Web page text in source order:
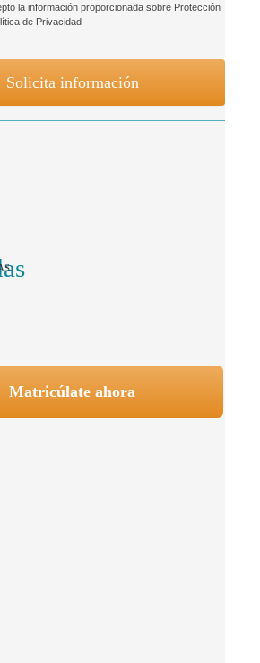
la información proporcionada sobre Protección
de Privacidad
Solicita información
Matricúlate ahora